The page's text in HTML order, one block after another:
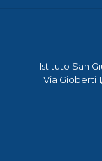
Istituto San
Via Gioberti